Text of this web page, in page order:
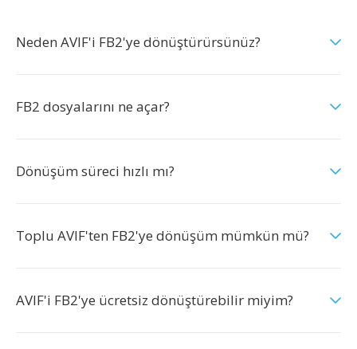
Neden AVIF'i FB2'ye dönüştürürsünüz?
FB2 dosyalarını ne açar?
Dönüşüm süreci hızlı mı?
Toplu AVIF'ten FB2'ye dönüşüm mümkün mü?
AVIF'i FB2'ye ücretsiz dönüştürebilir miyim?